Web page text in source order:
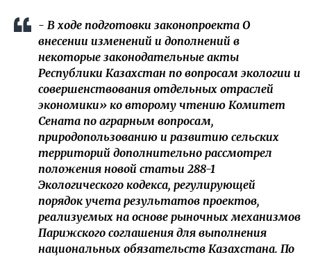
- В ходе подготовки законопроекта О
внесении изменений и дополнений в
некоторые законодательные акты
Республики Казахстан по вопросам экологии и
совершенствования отдельных отраслей
экономики» ко второму чтению Комитет
Сената по аграрным вопросам,
природопользованию и развитию сельских
территорий дополнительно рассмотрел
положения новой статьи 288-1
Экологического кодекса, регулирующей
порядок учета результатов проектов,
реализуемых на основе рыночных механизмов
Парижского соглашения для выполнения
национальных обязательств Казахстана. По